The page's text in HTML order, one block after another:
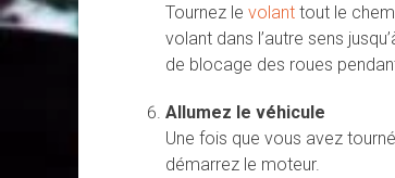
Tournez le volant tout le
volant dans l’autre sens
de blocage des roues
Allumez le véhicule
Une fois que vous avez
démarrez le moteur.